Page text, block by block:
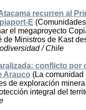
recurren al
E
el megaproyecto
de Ministros de Kast
/ Chile
conflicto
Arauco (La
de exploración
integral del